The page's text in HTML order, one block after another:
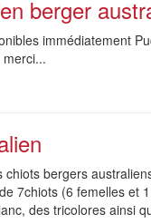
berger
immédiatement
chiots bergers
7chiots (6 femelles et
des tricolores ainsi